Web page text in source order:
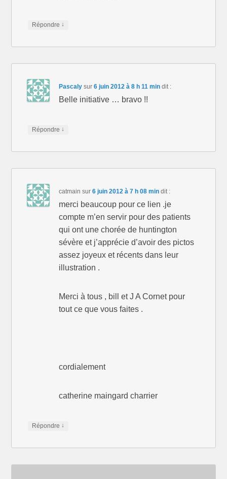
Répondre ↓
Pascaly sur6 juin 2012 à 8 h 11 min dit :
Belle initiative … bravo !!
Répondre ↓
catmain sur6 juin 2012 à 7 h 08 min dit :
merci beaucoup pour ce lien .je
compte m’en servir pour des patients
qui ont une chorée de huntington
sévère et j’apprécie d’avoir des pictos
assez joyeux et récents dans leur
illustration .
Merci à tous , bill et J A Cornet pour
tout ce que vous faites .
cordialement
catherine maingard charrier
Répondre ↓